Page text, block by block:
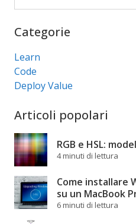
Categorie
Learn
Code
Deploy Value
Articoli popolari
RGB e HSL:
4 minuti di lettura
Come installare
su un MacBook
6 minuti di lettura